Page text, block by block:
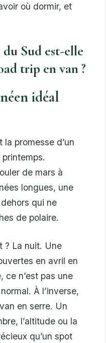
où dormir, et
Sud est-elle
trip en van ?
idéal
la promesse d’un
de mars à
longues, une
qui ne
de polaire.
? La nuit. Une
en avril en
ce n’est pas une
À l’inverse,
en serre. Un
l’altitude ou la
qu’un spot